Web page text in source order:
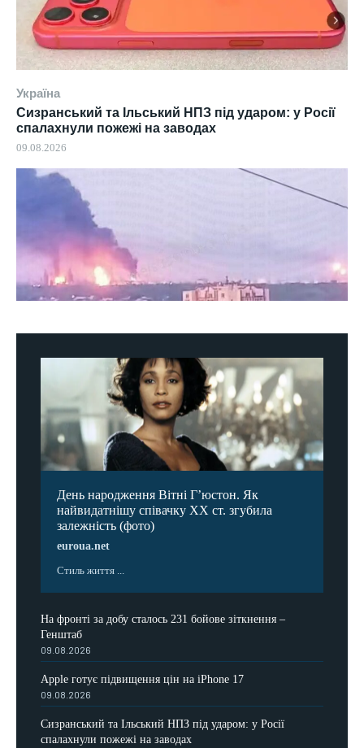
Україна
Сизранський та Ільський НПЗ під ударом: у Росії
спалахнули пожежі на заводах
09.08.2026
День народження Вітні Гʼюстон. Як
найвидатнішу співачку ХХ ст. згубила
залежність (фото)
euroua.net
Стиль життя ...
На фронті за добу сталось 231 бойове зіткнення –
Генштаб
09.08.2026
Apple готує підвищення цін на iPhone 17
09.08.2026
Сизранський та Ільський НПЗ під ударом: у Росії
спалахнули пожежі на заводах